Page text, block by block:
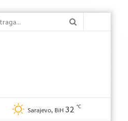
Sarajevo, BiH 32 ℃